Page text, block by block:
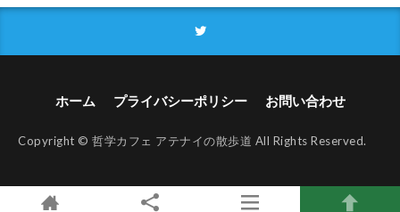
ホーム プライバシーポリシー お問い合わせ
Copyright © 哲学カフェ アテナイの散歩道 All Rights Reserved.